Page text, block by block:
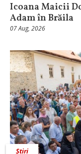
Icoana Maicii
Adam în Brăila
07 Aug, 2026
Știri